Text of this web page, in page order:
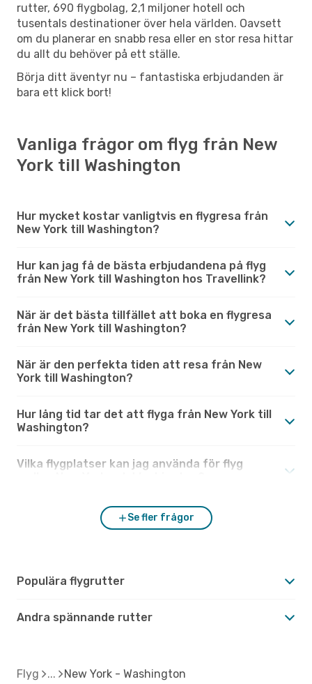
rutter, 690 flygbolag, 2,1 miljoner hotell och
tusentals destinationer över hela världen. Oavsett
om du planerar en snabb resa eller en stor resa hittar
du allt du behöver på ett ställe.
Börja ditt äventyr nu – fantastiska erbjudanden är
bara ett klick bort!
Vanliga frågor om flyg från New
York till Washington
Hur mycket kostar vanligtvis en flygresa från
New York till Washington?
Hur kan jag få de bästa erbjudandena på flyg
från New York till Washington hos Travellink?
När är det bästa tillfället att boka en flygresa
från New York till Washington?
När är den perfekta tiden att resa från New
York till Washington?
Hur lång tid tar det att flyga från New York till
Washington?
Vilka flygplatser kan jag använda för flyg
Se fler frågor
Populära flygrutter
Andra spännande rutter
Flyg New York - Washington